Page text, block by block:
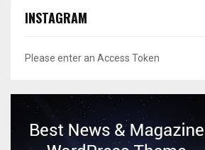
INSTAGRAM
Please enter an Access Token